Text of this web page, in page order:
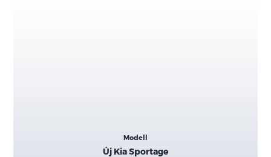
Modell
Új Kia Sportage